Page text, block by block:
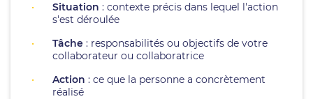
Situation : contexte précis dans lequel l'action
s'est déroulée
Tâche : responsabilités ou objectifs de votre
collaborateur ou collaboratrice
Action : ce que la personne a concrètement
réalisé